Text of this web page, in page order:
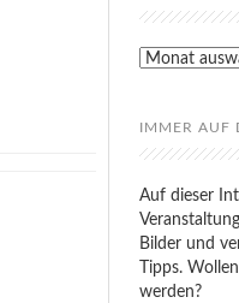
Rückblick
IMMER AUF
Auf dieser
Bilder und
Tipps.
werden?